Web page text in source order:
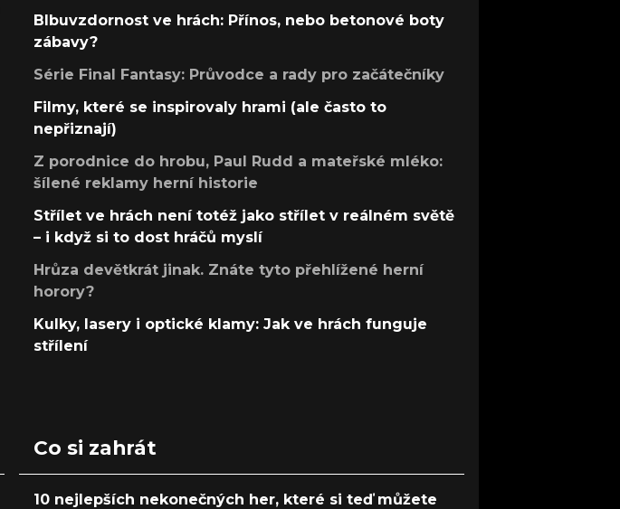
Blbuvzdornost ve hrách: Přínos, nebo betonové boty
zábavy?
Série Final Fantasy: Průvodce a rady pro začátečníky
Filmy, které se inspirovaly hrami (ale často to
nepřiznají)
Z porodnice do hrobu, Paul Rudd a mateřské mléko:
šílené reklamy herní historie
Střílet ve hrách není totéž jako střílet v reálném světě
– i když si to dost hráčů myslí
Hrůza devětkrát jinak. Znáte tyto přehlížené herní
horory?
Kulky, lasery i optické klamy: Jak ve hrách funguje
střílení
Co si zahrát
10 nejlepších nekonečných her, které si teď můžete